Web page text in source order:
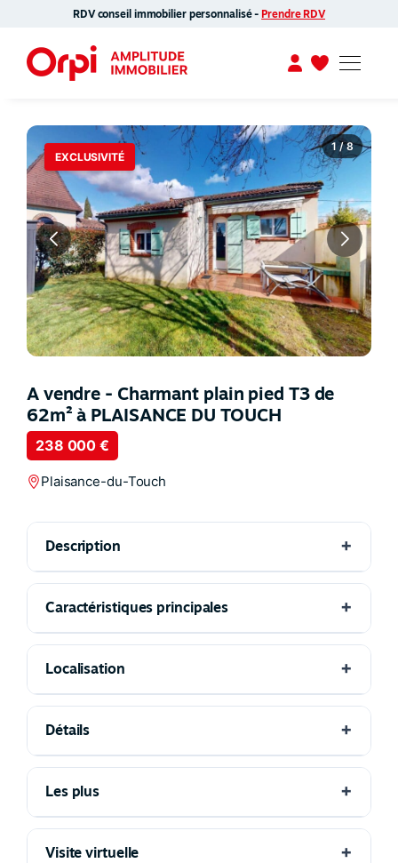
RDV conseil immobilier personnalisé - Prendre RDV
EXCLUSIVITÉ
1 / 8
A vendre - Charmant plain pied T3 de
62m² à PLAISANCE DU TOUCH
238 000 €
Plaisance-du-Touch
Description
Caractéristiques principales
Localisation
Détails
Les plus
Visite virtuelle